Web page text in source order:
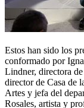
Estos han sido los
conformado por
Lindner, directora
director de Casa de
Artes y jefa del
Rosales, artista y